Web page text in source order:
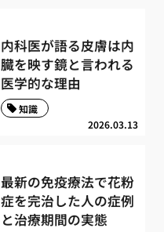
内科医が語る皮膚は内
臓を映す鏡と言われる
医学的な理由
2026.03.13
知識
最新の免疫療法で花粉
症を完治した人の症例
と治療期間の実態